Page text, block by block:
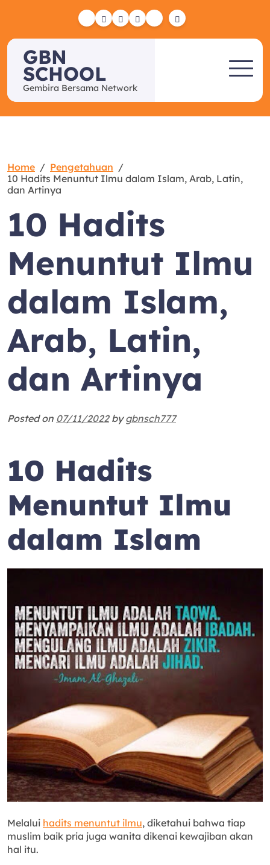
YelpFacebook
TwitterInstagram
Email
GBN
SCHOOL
Gembira Bersama Network
Home
Pengetahuan
10 Hadits Menuntut Ilmu dalam Islam, Arab, Latin,
dan Artinya
10 Hadits
Menuntut Ilmu
dalam Islam,
Arab, Latin,
dan Artinya
Posted on 07/11/2022bygbnsch777
10 Hadits
Menuntut Ilmu
dalam Islam
Melalui hadits menuntut ilmu, diketahui bahwa tiap
muslim baik pria juga wanita dikenai kewajiban akan
hal itu.